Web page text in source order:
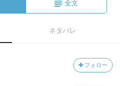
全文
ネタバレ
フォロー